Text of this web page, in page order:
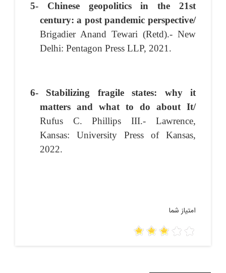
5- Chinese geopolitics in the 21st
century: a post pandemic perspective/
Brigadier Anand Tewari (Retd).- New
Delhi: Pentagon Press LLP, 2021.
6- Stabilizing fragile states: why it
matters and what to do about It/
Rufus C. Phillips III.- Lawrence,
Kansas: University Press of Kansas,
2022.
امتیاز شما